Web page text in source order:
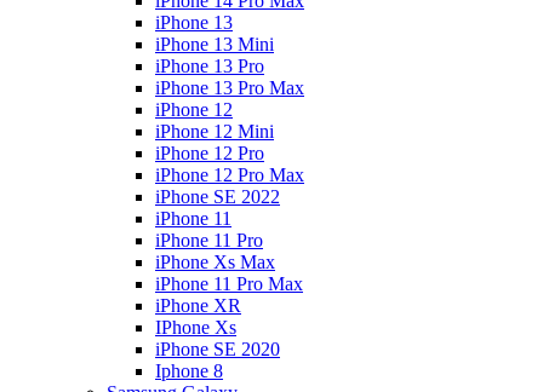
iPhone 13
iPhone 13 Mini
iPhone 13 Pro
iPhone 13 Pro Max
iPhone 12
iPhone 12 Mini
iPhone 12 Pro
iPhone 12 Pro Max
iPhone SE 2022
iPhone 11
iPhone 11 Pro
iPhone Xs Max
iPhone 11 Pro Max
iPhone XR
IPhone Xs
iPhone SE 2020
Iphone 8